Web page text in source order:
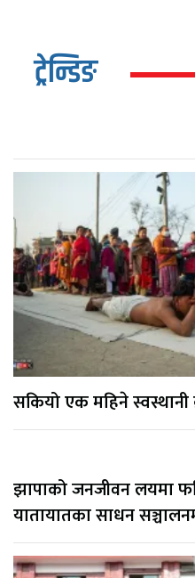
ट्रेन्डिङ
सकियो एक महिने स्वस्थानी
झापाको जनजीवन लयमा
यातायातका साधन